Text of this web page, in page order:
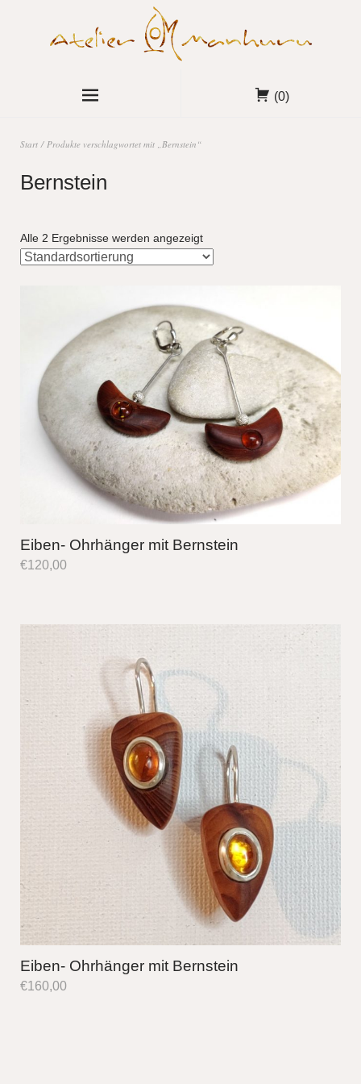
(0)
Start / Produkte verschlagwortet mit „Bernstein“
Bernstein
Alle 2 Ergebnisse werden angezeigt
Eiben- Ohrhänger mit Bernstein
€120,00
Eiben- Ohrhänger mit Bernstein
€160,00